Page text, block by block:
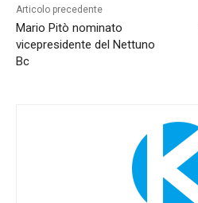
Articolo precedente
Mario Pitò nominato
vicepresidente del Nettuno
Bc